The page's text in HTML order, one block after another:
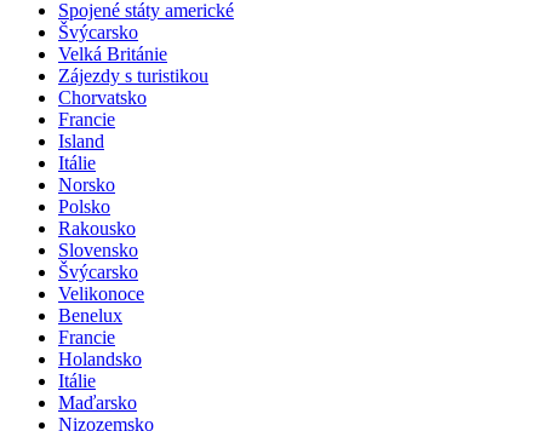
Spojené státy americké
Švýcarsko
Velká Británie
Zájezdy s turistikou
Chorvatsko
Francie
Island
Itálie
Norsko
Polsko
Rakousko
Slovensko
Švýcarsko
Velikonoce
Benelux
Francie
Holandsko
Itálie
Maďarsko
Nizozemsko